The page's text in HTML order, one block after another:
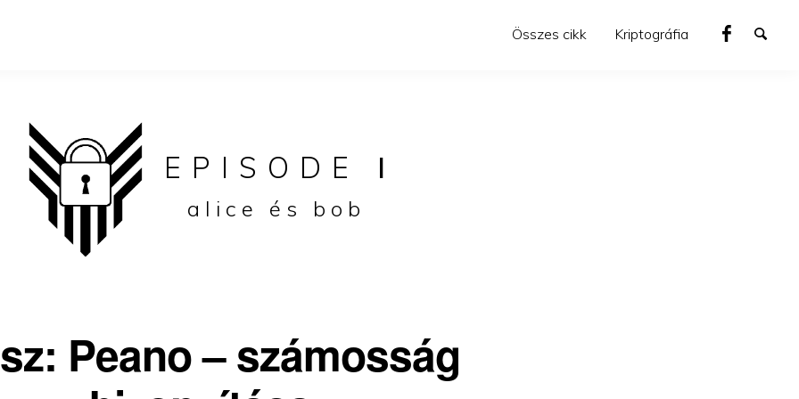
Összes cikk Kriptográfia
EPISODE I
alice és bob
Peano – számosság